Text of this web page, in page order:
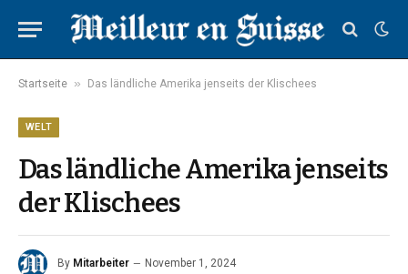
Startseite » Das ländliche Amerika jenseits der Klischees
WELT
Das ländliche Amerika jenseits
der Klischees
By Mitarbeiter November 1, 2024